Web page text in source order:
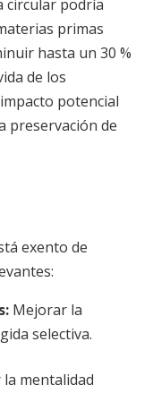
circular podría
primas
hasta un 30 %
de los
potencial
preservación de
exento de
Mejorar la
selectiva.
la mentalidad